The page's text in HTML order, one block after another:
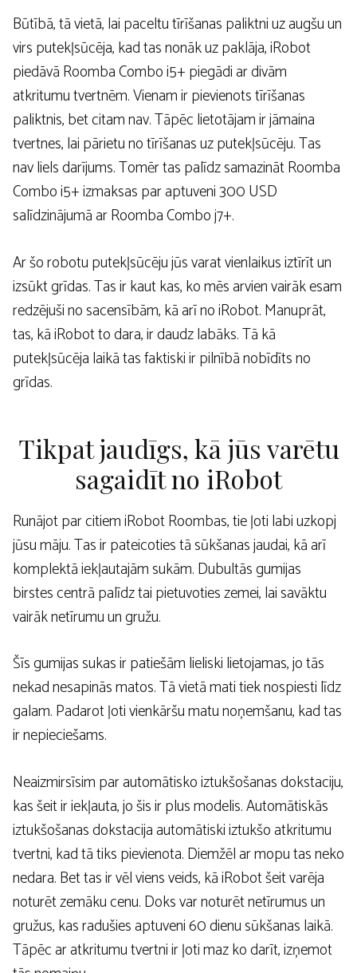
Būtībā, tā vietā, lai paceltu tīrīšanas paliktni uz augšu un
virs putekļsūcēja, kad tas nonāk uz paklāja, iRobot
piedāvā Roomba Combo i5+ piegādi ar divām
atkritumu tvertnēm. Vienam ir pievienots tīrīšanas
paliktnis, bet citam nav. Tāpēc lietotājam ir jāmaina
tvertnes, lai pārietu no tīrīšanas uz putekļsūcēju. Tas
nav liels darījums. Tomēr tas palīdz samazināt Roomba
Combo i5+ izmaksas par aptuveni 300 USD
salīdzinājumā ar Roomba Combo j7+.
Ar šo robotu putekļsūcēju jūs varat vienlaikus iztīrīt un
izsūkt grīdas. Tas ir kaut kas, ko mēs arvien vairāk esam
redzējuši no sacensībām, kā arī no iRobot. Manuprāt,
tas, kā iRobot to dara, ir daudz labāks. Tā kā
putekļsūcēja laikā tas faktiski ir pilnībā nobīdīts no
grīdas.
Tikpat jaudīgs, kā jūs varētu
sagaidīt no iRobot
Runājot par citiem iRobot Roombas, tie ļoti labi uzkopj
jūsu māju. Tas ir pateicoties tā sūkšanas jaudai, kā arī
komplektā iekļautajām sukām. Dubultās gumijas
birstes centrā palīdz tai pietuvoties zemei, lai savāktu
vairāk netīrumu un gružu.
Šīs gumijas sukas ir patiešām lieliski lietojamas, jo tās
nekad nesapinās matos. Tā vietā mati tiek nospiesti līdz
galam. Padarot ļoti vienkāršu matu noņemšanu, kad tas
ir nepieciešams.
Neaizmirsīsim par automātisko iztukšošanas dokstaciju,
kas šeit ir iekļauta, jo šis ir plus modelis. Automātiskās
iztukšošanas dokstacija automātiski iztukšo atkritumu
tvertni, kad tā tiks pievienota. Diemžēl ar mopu tas neko
nedara. Bet tas ir vēl viens veids, kā iRobot šeit varēja
noturēt zemāku cenu. Doks var noturēt netīrumus un
gružus, kas radušies aptuveni 60 dienu sūkšanas laikā.
Tāpēc ar atkritumu tvertni ir ļoti maz ko darīt, izņemot